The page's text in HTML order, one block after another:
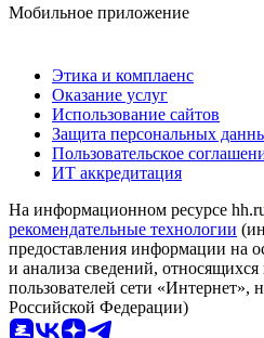
Мобильное приложение
Этика и комплаенс
Оказание услуг
Использование сайтов
Защита персональных
Пользовательское
ИТ аккредитация
На информационном ресурсе
рекомендательные технологии
предоставления информации на
и анализа сведений,
пользователей сети «Интернет»,
Российской Федерации)